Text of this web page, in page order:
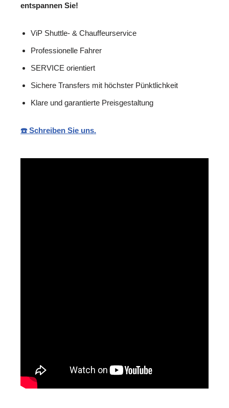
entspannen Sie!
ViP Shuttle- & Chauffeurservice
Professionelle Fahrer
SERVICE orientiert
Sichere Transfers mit höchster Pünktlichkeit
Klare und garantierte Preisgestaltung
☎️ Schreiben Sie uns.